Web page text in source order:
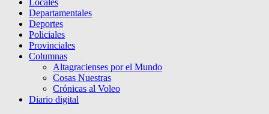
Locales
Departamentales
Deportes
Policiales
Provinciales
Columnas
Altagracienses por el Mundo
Cosas Nuestras
Crónicas al Voleo
Diario digital